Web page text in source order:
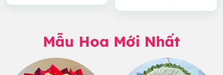
Mẫu Hoa Mới Nhất